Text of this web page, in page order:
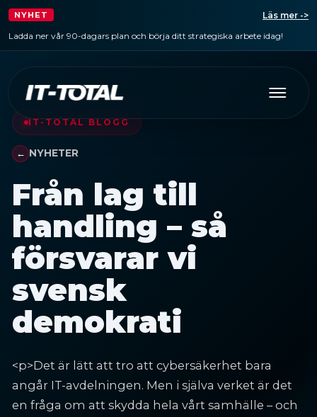
NYHET
Ladda ner vår 90-dagars plan och börja ditt strategiska arbete idag!
Läs mer ->
IT-TOTAL BLOGG
NYHETER
Från lag till
handling – så
försvarar vi
svensk
demokrati
<p>Det är lätt att tro att cybersäkerhet bara
angår IT-avdelningen. Men i själva verket är det
en fråga om att skydda hela vårt samhälle – och